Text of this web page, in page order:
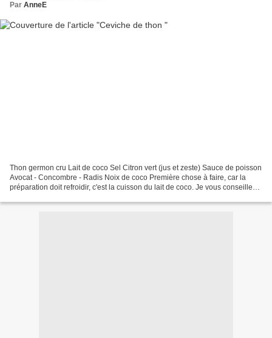
Par AnneE
Thon germon cru Lait de coco Sel Citron vert (jus et zeste) Sauce de poisson
Avocat - Concombre - Radis Noix de coco Première chose à faire, car la
préparation doit refroidir, c'est la cuisson du lait de coco. Je vous conseille